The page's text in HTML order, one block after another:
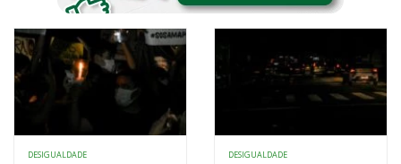
DESIGUALDADE DESIGUALDADE